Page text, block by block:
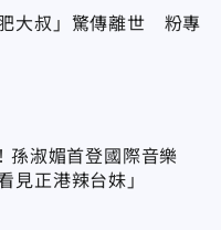
大叔」驚傳離世 粉專
孫淑媚首登國際音樂
正港辣台妹」